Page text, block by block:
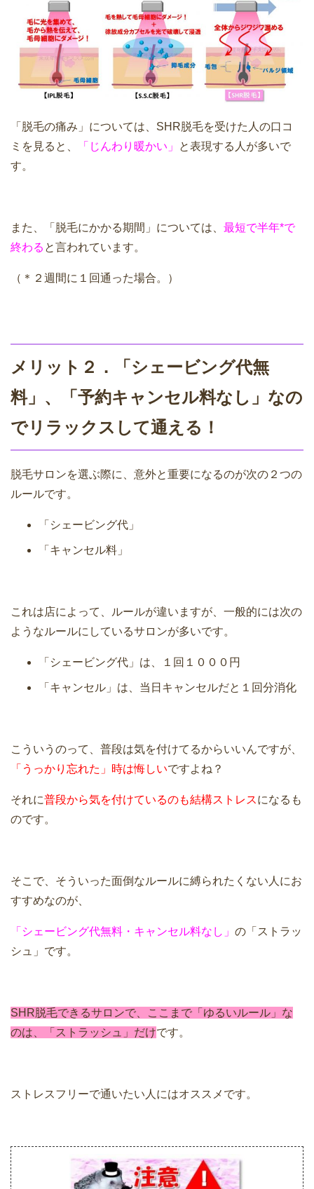
「脱毛の痛み」については、SHR脱毛を受けた人の口コ
ミを見ると、
「じんわり暖かい」
と表現する人が多いで
す。
また、「脱毛にかかる期間」については、 最短で半年*で
終わる と言われています。
（＊２週間に１回通った場合。）
メリット２．「シェービング代無
料」、「予約キャンセル料なし」なの
でリラックスして通える！
脱毛サロンを選ぶ際に、意外と重要になるのが次の２つの
ルールです。
「シェービング代」
「キャンセル料」
これは店によって、ルールが違いますが、一般的には次の
ようなルールにしているサロンが多いです。
「シェービング代」は、１回１０００円
「キャンセル」は、当日キャンセルだと１回分消化
こういうのって、普段は気を付けてるからいいんですが、
「うっかり忘れた」時は悔しいですよね？
それに普段から気を付けているのも結構ストレスになるも
のです。
そこで、そういった面倒なルールに縛られたくない人にお
すすめなのが、
「シェービング代無料・キャンセル料なし」 の「ストラッ
シュ」です。
SHR脱毛できるサロンで、ここまで「ゆるいルール」な
のは、「ストラッシュ」だけです。
ストレスフリーで通いたい人にはオススメです。